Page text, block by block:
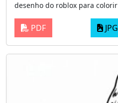
desenho do roblox para colorir
PDF JPG